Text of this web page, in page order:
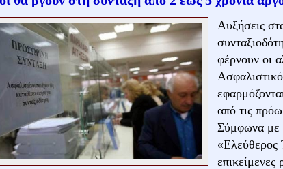
Αυξήσεις
φέρνουν οι
από τις
Σύμφωνα με
«Ελεύθερος
επικείμενες